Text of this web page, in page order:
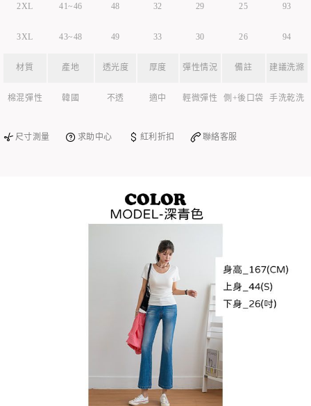
2XL 41~46 48 32 29 25 93
3XL 43~48 49 33 30 26 94
材質 產地 透光度 厚度 彈性情況 備註 建議洗滌
棉混彈性 韓國 不透 適中 輕微彈性 側+後口袋 手洗乾洗
尺寸測量 求助中心 紅利折扣 聯絡客服